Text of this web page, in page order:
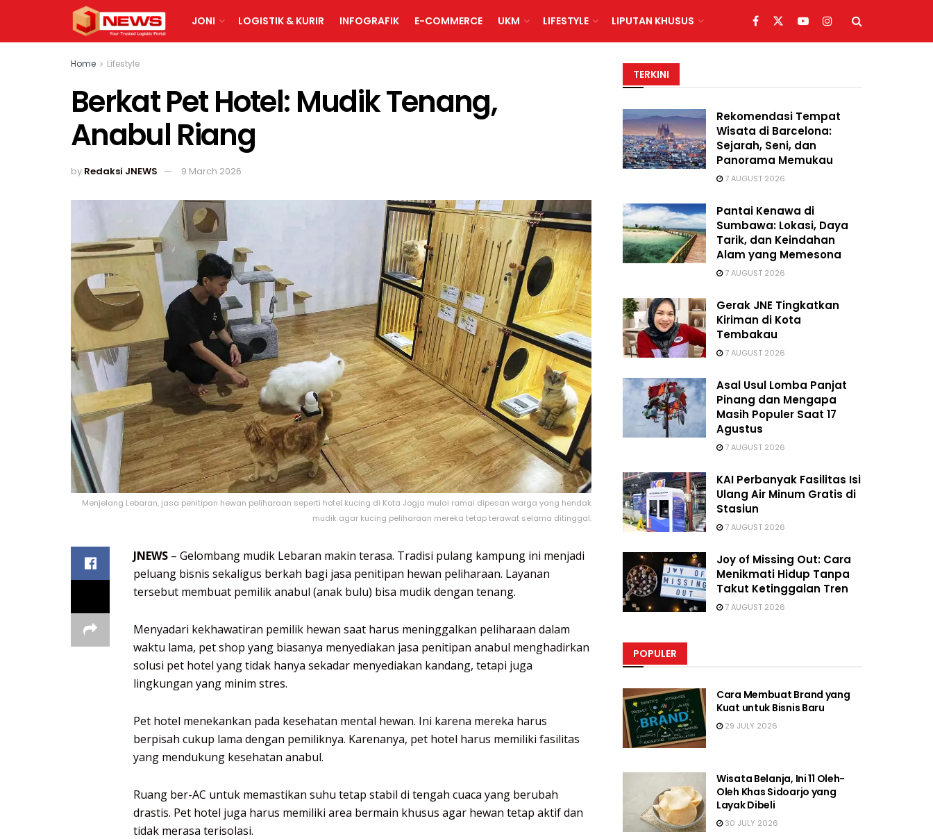
JONI LOGISTIK & KURIR INFOGRAFIK E-COMMERCE UKM LIFESTYLE LIPUTAN KHUSUS
Home Lifestyle
Berkat Pet Hotel: Mudik Tenang,
Anabul Riang
by Redaksi JNEWS 9 March 2026
Menjelang Lebaran, jasa penitipan hewan peliharaan seperti hotel kucing di Kota Jogja mulai ramai dipesan warga yang hendak
mudik agar kucing peliharaan mereka tetap terawat selama ditinggal.
JNEWS – Gelombang mudik Lebaran makin terasa. Tradisi pulang kampung ini menjadi
peluang bisnis sekaligus berkah bagi jasa penitipan hewan peliharaan. Layanan
tersebut membuat pemilik anabul (anak bulu) bisa mudik dengan tenang.
Menyadari kekhawatiran pemilik hewan saat harus meninggalkan peliharaan dalam
waktu lama, pet shop yang biasanya menyediakan jasa penitipan anabul menghadirkan
solusi pet hotel yang tidak hanya sekadar menyediakan kandang, tetapi juga
lingkungan yang minim stres.
Pet hotel menekankan pada kesehatan mental hewan. Ini karena mereka harus
berpisah cukup lama dengan pemiliknya. Karenanya, pet hotel harus memiliki fasilitas
yang mendukung kesehatan anabul.
Ruang ber-AC untuk memastikan suhu tetap stabil di tengah cuaca yang berubah
drastis. Pet hotel juga harus memiliki area bermain khusus agar hewan tetap aktif dan
tidak merasa terisolasi.
TERKINI
Rekomendasi Tempat
Wisata di Barcelona:
Sejarah, Seni, dan
Panorama Memukau
7 AUGUST 2026
Pantai Kenawa di
Sumbawa: Lokasi, Daya
Tarik, dan Keindahan
Alam yang Memesona
7 AUGUST 2026
Gerak JNE Tingkatkan
Kiriman di Kota
Tembakau
7 AUGUST 2026
Asal Usul Lomba Panjat
Pinang dan Mengapa
Masih Populer Saat 17
Agustus
7 AUGUST 2026
KAI Perbanyak Fasilitas Isi
Ulang Air Minum Gratis di
Stasiun
7 AUGUST 2026
Joy of Missing Out: Cara
Menikmati Hidup Tanpa
Takut Ketinggalan Tren
7 AUGUST 2026
POPULER
Cara Membuat Brand yang
Kuat untuk Bisnis Baru
29 JULY 2026
Wisata Belanja, Ini 11 Oleh-
Oleh Khas Sidoarjo yang
Layak Dibeli
30 JULY 2026